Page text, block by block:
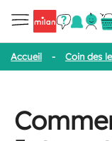
Accueil - Coin des